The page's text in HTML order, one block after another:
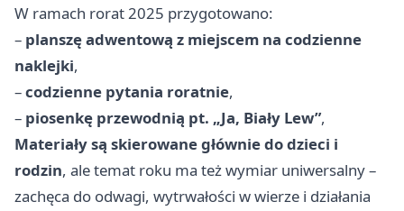
W ramach rorat 2025 przygotowano:
– planszę adwentową z miejscem na codzienne
naklejki,
–codzienne pytania roratnie,
– piosenkę przewodnią pt. „Ja, Biały Lew”,
Materiały są skierowane głównie do dzieci i
rodzin, ale temat roku ma też wymiar uniwersalny –
zachęca do odwagi, wytrwałości w wierze i działania